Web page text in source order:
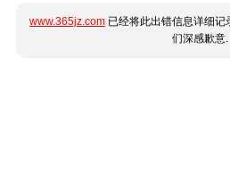
www.365jz.com 已经将此出错信息详细
们深感歉意.